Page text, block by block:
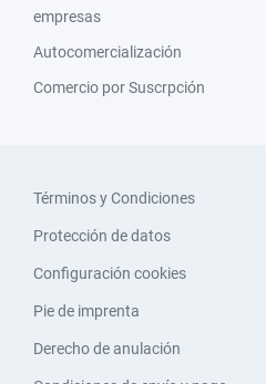
empresas
Autocomercialización
Comercio por Suscrpción
Términos y Condiciones
Protección de datos
Configuración cookies
Pie de imprenta
Derecho de anulación